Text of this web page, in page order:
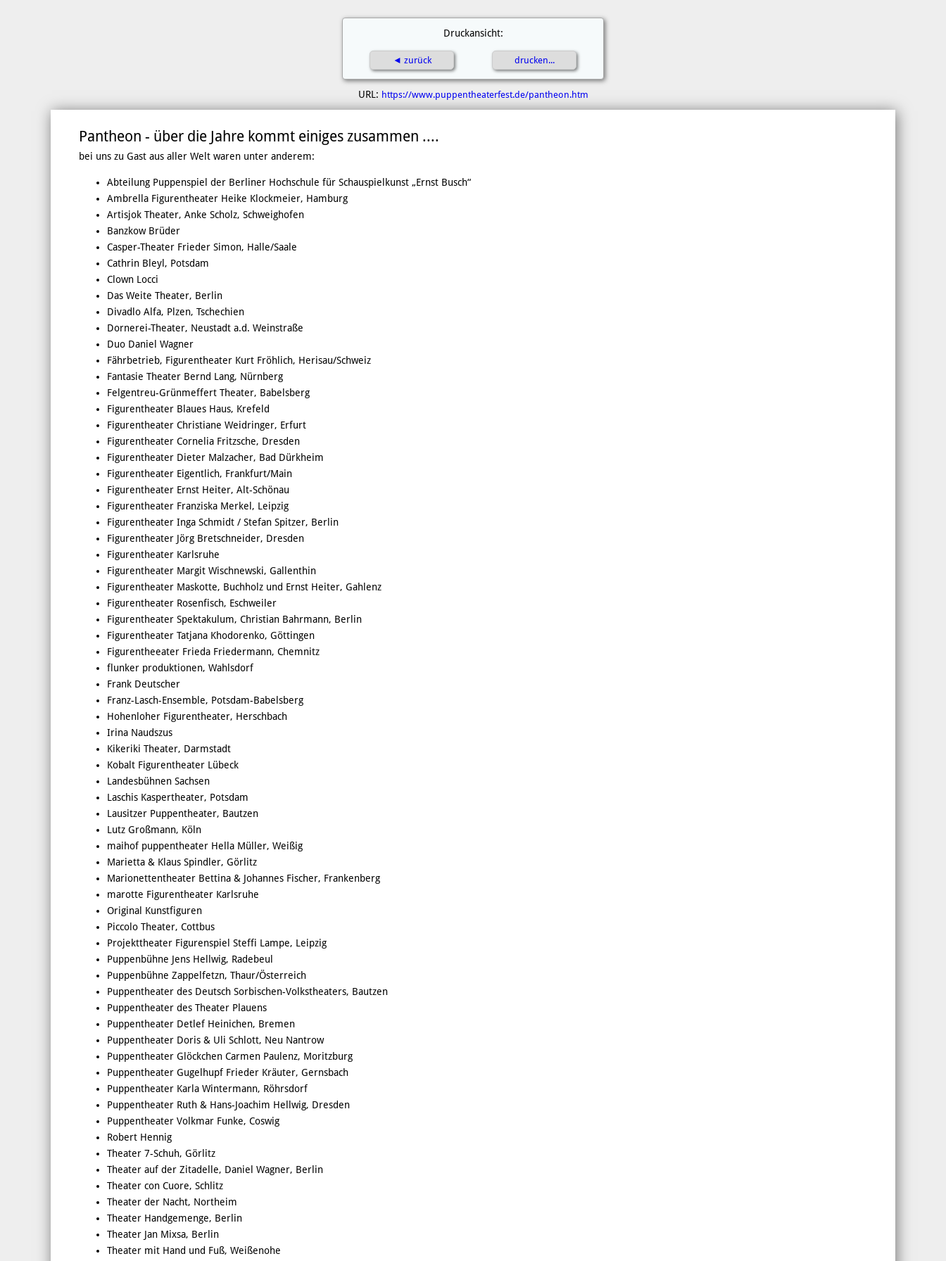
Druckansicht:
◄ zurück drucken...
URL: https://www.puppentheaterfest.de/pantheon.htm
Pantheon - über die Jahre kommt einiges zusammen ....
bei uns zu Gast aus aller Welt waren unter anderem:
Abteilung Puppenspiel der Berliner Hochschule für Schauspielkunst „Ernst Busch“
Ambrella Figurentheater Heike Klockmeier, Hamburg
Artisjok Theater, Anke Scholz, Schweighofen
Banzkow Brüder
Casper-Theater Frieder Simon, Halle/Saale
Cathrin Bleyl, Potsdam
Clown Locci
Das Weite Theater, Berlin
Divadlo Alfa, Plzen, Tschechien
Dornerei-Theater, Neustadt a.d. Weinstraße
Duo Daniel Wagner
Fährbetrieb, Figurentheater Kurt Fröhlich, Herisau/Schweiz
Fantasie Theater Bernd Lang, Nürnberg
Felgentreu-Grünmeffert Theater, Babelsberg
Figurentheater Blaues Haus, Krefeld
Figurentheater Christiane Weidringer, Erfurt
Figurentheater Cornelia Fritzsche, Dresden
Figurentheater Dieter Malzacher, Bad Dürkheim
Figurentheater Eigentlich, Frankfurt/Main
Figurentheater Ernst Heiter, Alt-Schönau
Figurentheater Franziska Merkel, Leipzig
Figurentheater Inga Schmidt / Stefan Spitzer, Berlin
Figurentheater Jörg Bretschneider, Dresden
Figurentheater Karlsruhe
Figurentheater Margit Wischnewski, Gallenthin
Figurentheater Maskotte, Buchholz und Ernst Heiter, Gahlenz
Figurentheater Rosenfisch, Eschweiler
Figurentheater Spektakulum, Christian Bahrmann, Berlin
Figurentheater Tatjana Khodorenko, Göttingen
Figurentheeater Frieda Friedermann, Chemnitz
flunker produktionen, Wahlsdorf
Frank Deutscher
Franz-Lasch-Ensemble, Potsdam-Babelsberg
Hohenloher Figurentheater, Herschbach
Irina Naudszus
Kikeriki Theater, Darmstadt
Kobalt Figurentheater Lübeck
Landesbühnen Sachsen
Laschis Kaspertheater, Potsdam
Lausitzer Puppentheater, Bautzen
Lutz Großmann, Köln
maihof puppentheater Hella Müller, Weißig
Marietta & Klaus Spindler, Görlitz
Marionettentheater Bettina & Johannes Fischer, Frankenberg
marotte Figurentheater Karlsruhe
Original Kunstfiguren
Piccolo Theater, Cottbus
Projekttheater Figurenspiel Steffi Lampe, Leipzig
Puppenbühne Jens Hellwig, Radebeul
Puppenbühne Zappelfetzn, Thaur/Österreich
Puppentheater des Deutsch Sorbischen-Volkstheaters, Bautzen
Puppentheater des Theater Plauens
Puppentheater Detlef Heinichen, Bremen
Puppentheater Doris & Uli Schlott, Neu Nantrow
Puppentheater Glöckchen Carmen Paulenz, Moritzburg
Puppentheater Gugelhupf Frieder Kräuter, Gernsbach
Puppentheater Karla Wintermann, Röhrsdorf
Puppentheater Ruth & Hans-Joachim Hellwig, Dresden
Puppentheater Volkmar Funke, Coswig
Robert Hennig
Theater 7-Schuh, Görlitz
Theater auf der Zitadelle, Daniel Wagner, Berlin
Theater con Cuore, Schlitz
Theater der Nacht, Northeim
Theater Handgemenge, Berlin
Theater Jan Mixsa, Berlin
Theater mit Hand und Fuß, Weißenohe